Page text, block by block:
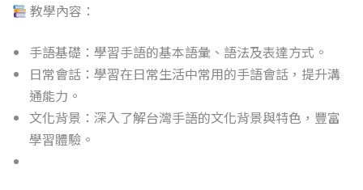
教學內容：
手語基礎：學習手語的基本語彙、語法及表達方式。
日常會話：學習在日常生活中常用的手語會話，提升溝
通能力。
文化背景：深入了解台灣手語的文化背景與特色，豐富
學習體驗。